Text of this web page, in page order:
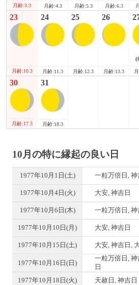
月齢:3.3 月齢:4.3 月齢:5.3 月齢:6.3
23
月齢:10.3
24
月齢:11.3
25
月齢:12.3
26
月齢:13.3
30
月齢:17.3
31
月齢:18.3
10月の特に縁起の良い日
1977年10月1日(土) 一粒万倍日, 神
1977年10月4日(火) 大安, 神吉日
1977年10月6日(木) 一粒万倍日, 神
1977年10月10日(月) 大安, 神吉日
1977年10月15日(土) 大安, 神吉日,
1977年10月16日(日)
一粒万倍日,
日
1977年10月18日(火)
天赦日, 神吉日